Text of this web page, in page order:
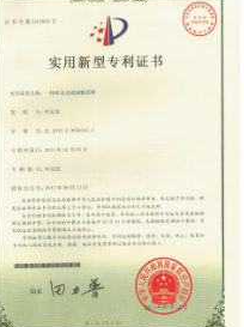
实用新型专利证书 电渗
析器用纯水隔板组件